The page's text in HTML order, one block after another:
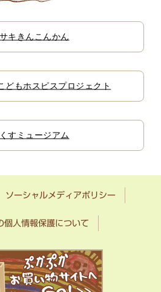
キきんこんかん
どもホスピスプロジェクト
すミュージアム
ソーシャルメディアポリシー
個人情報保護について